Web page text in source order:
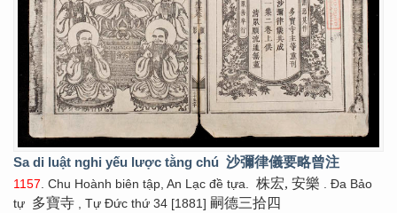
Sa di luật nghi yếu lược tằng chú 沙彌律儀要略曾注
1157 . Chu Hoành biên tập, An Lạc đề tựa. 株宏, 安樂 . Đa Bảo
tự 多寶寺 , Tự Đức thứ 34 [1881] 嗣德三拾四